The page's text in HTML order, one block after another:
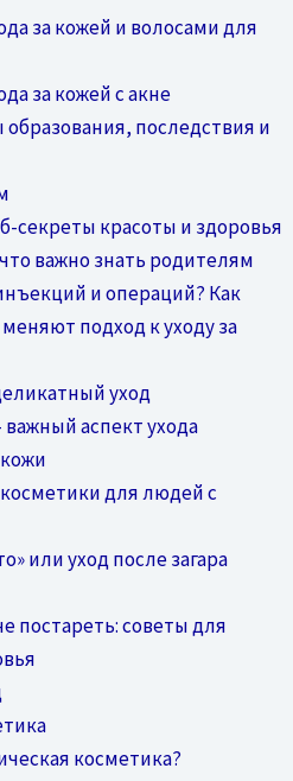
за кожей и волосами для
за кожей с акне
последствия и
секреты красоты и здоровья
важно знать родителям
и операций? Как
подход к уходу за
уход
аспект ухода
для людей с
или уход после загара
постареть: советы для
косметика?